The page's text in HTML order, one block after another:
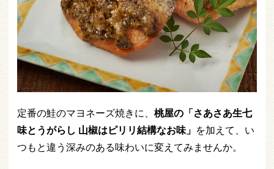
定番の鮭のマヨネーズ焼きに、 桃屋の「さあさあ生七
味とうがらし 山椒はピリリ結構なお味」 を加えて、い
つもと違う深みのある味わいに変えてみませんか。